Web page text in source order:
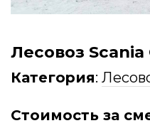
Лесовоз Scania
Категория:
Стоимость за